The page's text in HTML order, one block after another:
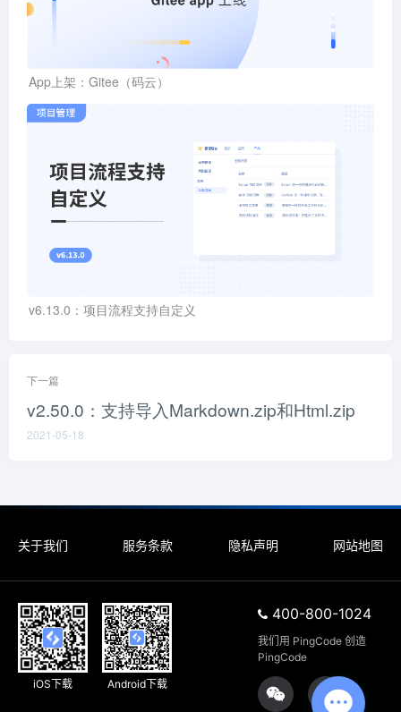
App上架：Gitee（码云）
v6.13.0：项目流程支持自定义
下一篇
v2.50.0：支持导入Markdown.zip和Html.zip
2021-05-18
关于我们 服务条款 隐私声明 网站地图
iOS下载 Android下载
400-800-1024
我们用 PingCode 创造
PingCode